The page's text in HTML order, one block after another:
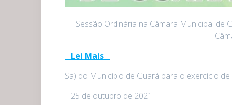
Sessão Ordinária na Câmara Municipal de
Lei Mais
Sa) do Município de Guará para o exercício de
25 de outubro de 2021